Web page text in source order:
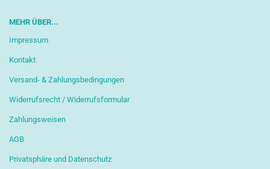
MEHR ÜBER...
Impressum
Kontakt
Versand- & Zahlungsbedingungen
Widerrufsrecht / Widerrufsformular
Zahlungsweisen
AGB
Privatsphäre und Datenschutz